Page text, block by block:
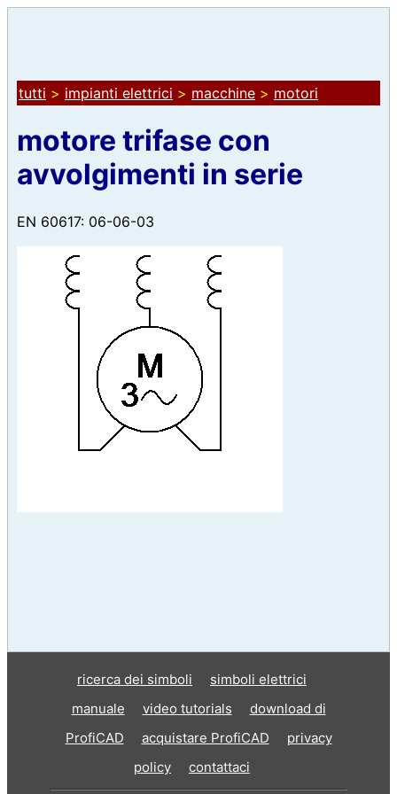
tutti > impianti elettrici > macchine > motori
motore trifase con
avvolgimenti in serie
EN 60617: 06-06-03
ricerca dei simboli
simboli elettrici
manuale
video tutorials
download di
ProfiCAD
acquistare ProfiCAD
privacy
policy
contattaci